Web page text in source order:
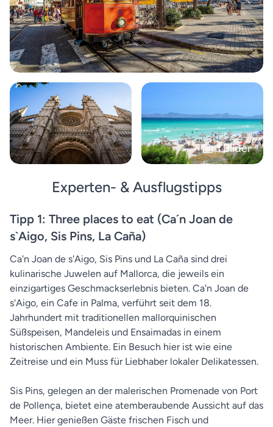
+ 1 Bilder
Experten- & Ausflugstipps
Tipp 1: ​​Three places to eat (Ca´n Joan de
s`Aigo, Sis Pins, La Caña)
Ca'n Joan de s'Aigo, Sis Pins und La Caña sind drei
kulinarische Juwelen auf Mallorca, die jeweils ein
einzigartiges Geschmackserlebnis bieten. Ca'n Joan de
s'Aigo, ein Cafe in Palma, verführt seit dem 18.
Jahrhundert mit traditionellen mallorquinischen
Süßspeisen, Mandeleis und Ensaimadas in einem
historischen Ambiente. Ein Besuch hier ist wie eine
Zeitreise und ein Muss für Liebhaber lokaler Delikatessen.
Sis Pins, gelegen an der malerischen Promenade von Port
de Pollença, bietet eine atemberaubende Aussicht auf das
Meer. Hier genießen Gäste frischen Fisch und